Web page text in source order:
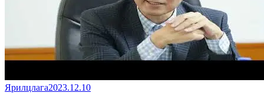
Ярилцлага2023.12.10